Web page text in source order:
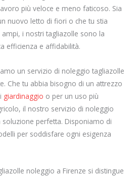
più veloce e meno faticoso. Sia
nuovo letto di fiori o che tu stia
i nostri tagliazolle sono la
efficienza e affidabilità.
un servizio di noleggio tagliazolle
Che tu abbia bisogno di un attrezzo
giardinaggio o per un uso più
il nostro servizio di noleggio
soluzione perfetta. Disponiamo di
per soddisfare ogni esigenza
noleggio a Firenze si distingue